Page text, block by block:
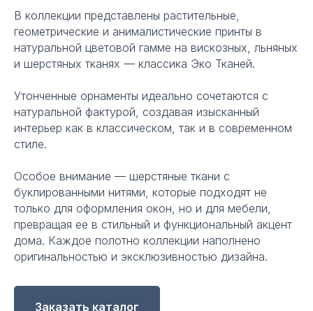
В коллекции представлены растительные,
геометрические и анималистические принты в
натуральной цветовой гамме на вискозных, льняных
и шерстяных тканях — классика Эко Тканей.
Утонченные орнаменты идеально сочетаются с
натуральной фактурой, создавая изысканный
интерьер как в классическом, так и в современном
стиле.
Особое внимание — шерстяные ткани с
буклированными нитями, которые подходят не
только для оформления окон, но и для мебели,
превращая ее в стильный и функциональный акцент
дома. Каждое полотно коллекции наполнено
оригинальностью и эксклюзивностью дизайна.
Заказать каталог